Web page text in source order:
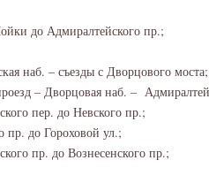
до Адмиралтейского пр.;
наб. – съезды с Дворцового моста;
– Дворцовая наб. –
пер. до Невского пр.;
до Гороховой ул.;
пр. до Вознесенского пр.;